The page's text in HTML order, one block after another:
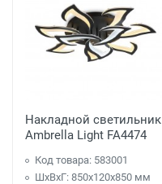
Накладной светильник
Ambrella Light FA4474
Код товара: 583001
ШхВхГ: 850x120x850 мм